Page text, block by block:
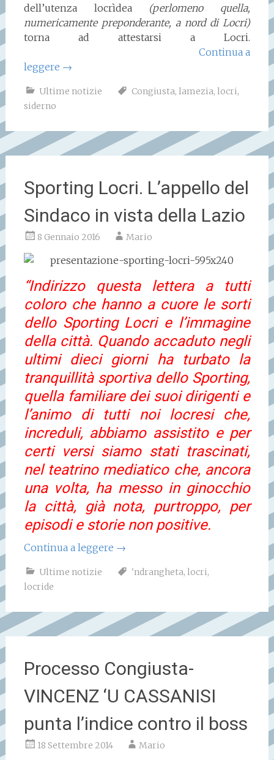
dell’utenza locrìdea (perlomeno quella,
numericamente preponderante, a nord di Locri)
torna ad attestarsi a Locri.
Continua a
leggere →
Ultime notizie Congiusta, lamezia, locri,
siderno
Sporting Locri. L’appello del
Sindaco in vista della Lazio
8 Gennaio 2016 Mario
“Indirizzo questa lettera a tutti
coloro che hanno a cuore le sorti
dello Sporting Locri e l’immagine
della città. Quando accaduto negli
ultimi dieci giorni ha turbato la
tranquillità sportiva dello Sporting,
quella familiare dei suoi dirigenti e
l’animo di tutti noi locresi che,
increduli, abbiamo assistito e per
certi versi siamo stati trascinati,
nel teatrino mediatico che, ancora
una volta, ha messo in ginocchio
la città, già nota, purtroppo, per
episodi e storie non positive.
Continua a leggere →
Ultime notizie 'ndrangheta, locri,
locride
Processo Congiusta-
VINCENZ ‘U CASSANISI
punta l’indice contro il boss
18 Settembre 2014 Mario